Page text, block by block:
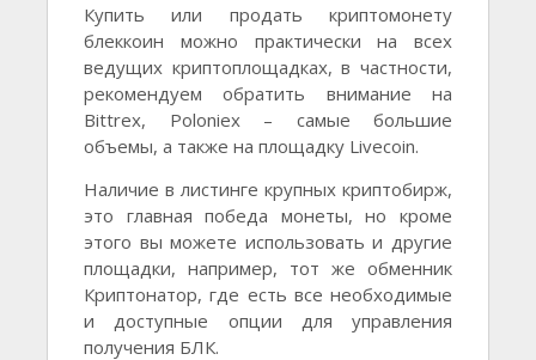
Купить или продать криптомонету
блеккоин можно практически на всех
ведущих криптоплощадках, в частности,
рекомендуем обратить внимание на
Bittrex, Poloniex – самые большие
объемы, а также на площадку Livecoin.
Наличие в листинге крупных криптобирж,
это главная победа монеты, но кроме
этого вы можете использовать и другие
площадки, например, тот же обменник
Криптонатор, где есть все необходимые
и доступные опции для управления
получения БЛК.